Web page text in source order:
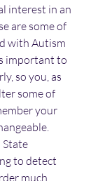
interest in an
are some of
with Autism
important to
so you, as
some of
your
State
to detect
much